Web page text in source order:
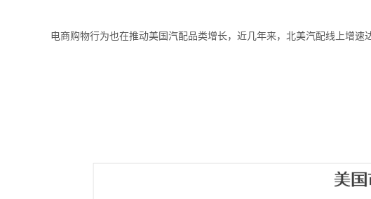
电商购物行为也在推动美国汽配品类增长，近几年来，北美汽配线上增速